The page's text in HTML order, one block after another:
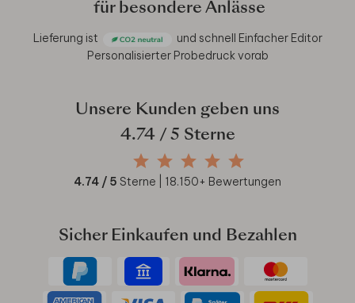
für besondere Anlässe
Lieferung ist und schnell Einfacher Editor
Personalisierter Probedruck vorab
Unsere Kunden geben uns
4.74/ 5 Sterne
4.74 / 5 Sterne | 18.150+ Bewertungen
Sicher Einkaufen und Bezahlen